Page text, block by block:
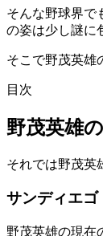
そんな野球界で
の姿は少し謎に
そこで野茂英雄
目次
野茂英雄
それでは野茂英
サンディエゴ
野茂英雄の現在